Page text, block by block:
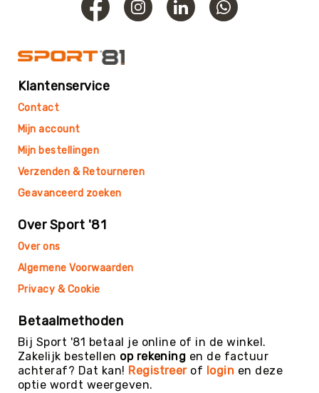
Waterpolo
Meditatie
Yoga
Meditatiekussens
Pakketten
Zeskamp
Zwemmen
BALLEN
Sportballen
American
Klantenservice
Contact
Mijn account
Mijn bestellingen
Verzenden & Retourneren
Geavanceerd zoeken
Over Sport '81
Over ons
Algemene Voorwaarden
Privacy & Cookie
Betaalmethoden
Bij Sport '81 betaal je online of in de winkel.
Zakelijk bestellen op rekening en de factuur
achteraf? Dat kan! Registreerof login en deze
optie wordt weergeven.